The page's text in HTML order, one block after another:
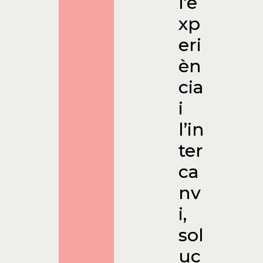
xp
eri
èn
cia
i
l’in
ter
ca
nv
i,
sol
uc